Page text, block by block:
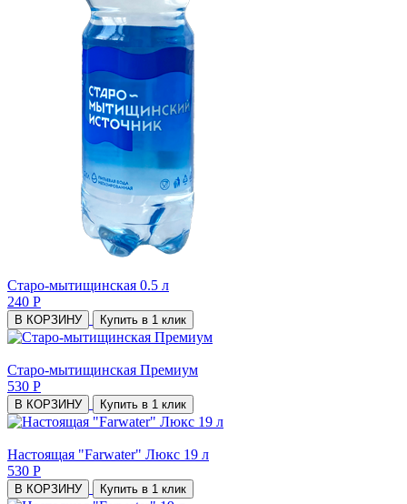
Старо-мытищинская 0.5 л
240 Р
В КОРЗИНУ Купить в 1 клик
Старо-мытищинская Премиум
530 Р
В КОРЗИНУ Купить в 1 клик
Настоящая "Farwater" Люкс 19 л
530 Р
В КОРЗИНУ Купить в 1 клик